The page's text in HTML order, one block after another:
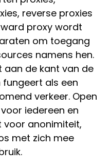
reverse proxies
proxy wordt
om toegang
namens hen.
aan de kant van de
als een
verkeer. Open
iedereen en
voor anonimiteit,
met zich mee